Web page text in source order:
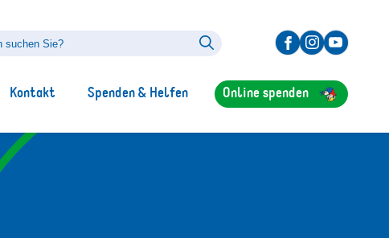
Kontakt Spenden & Helfen Online spenden